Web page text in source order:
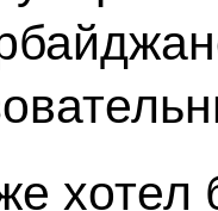
хотел